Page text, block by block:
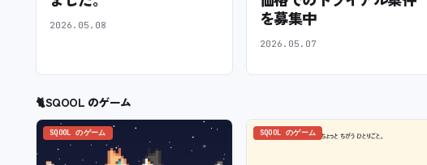
2026.05.08
を募集中
2026.05.07
🐈SQOOL のゲーム
SQOOL のゲーム SQOOL のゲーム